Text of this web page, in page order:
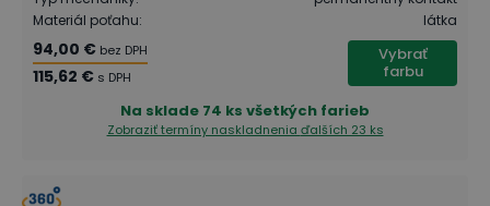
Materiál poťahu: látka
94,00 € bez DPH
115,62 € s DPH
Vybrať
farbu
Na sklade 74 ks všetkých farieb
Zobraziť termíny naskladnenia ďalších 23 ks